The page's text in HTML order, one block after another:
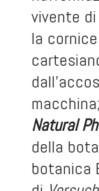
vivente
la
Natural
della
botanica